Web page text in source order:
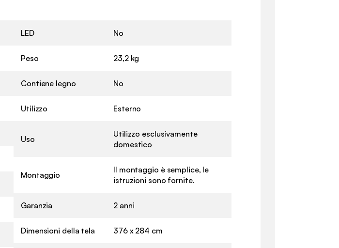
LED No
Peso 23,2 kg
Contiene legno No
Utilizzo Esterno
Uso
Utilizzo esclusivamente
domestico
Montaggio
Il montaggio è semplice, le
istruzioni sono fornite.
Garanzia 2 anni
Dimensioni della tela 376 x 284 cm